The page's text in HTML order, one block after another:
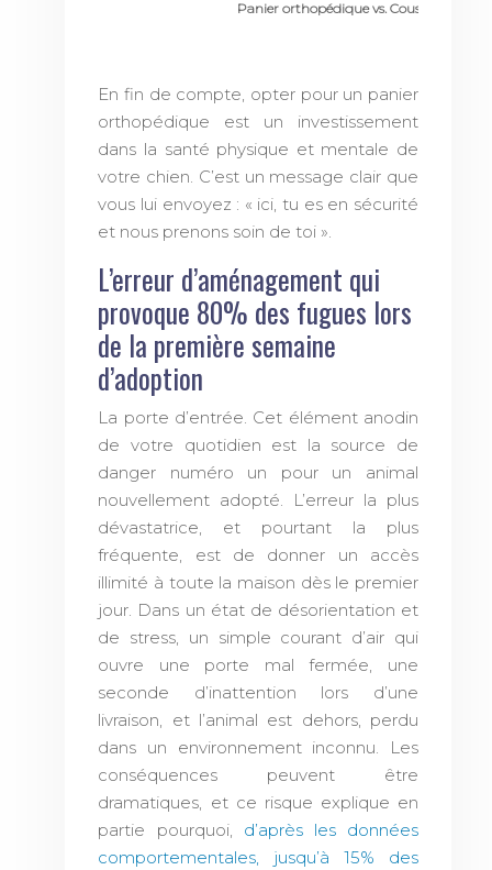
Panier orthopédique vs. Coussin
En fin de compte, opter pour un panier
orthopédique est un investissement
dans la santé physique et mentale de
votre chien. C’est un message clair que
vous lui envoyez : « ici, tu es en sécurité
et nous prenons soin de toi ».
L’erreur d’aménagement qui
provoque 80% des fugues lors
de la première semaine
d’adoption
La porte d’entrée. Cet élément anodin
de votre quotidien est la source de
danger numéro un pour un animal
nouvellement adopté. L’erreur la plus
dévastatrice, et pourtant la plus
fréquente, est de donner un accès
illimité à toute la maison dès le premier
jour. Dans un état de désorientation et
de stress, un simple courant d’air qui
ouvre une porte mal fermée, une
seconde d’inattention lors d’une
livraison, et l’animal est dehors, perdu
dans un environnement inconnu. Les
conséquences peuvent être
dramatiques, et ce risque explique en
partie pourquoi, d’après les données
comportementales, jusqu’à 15% des